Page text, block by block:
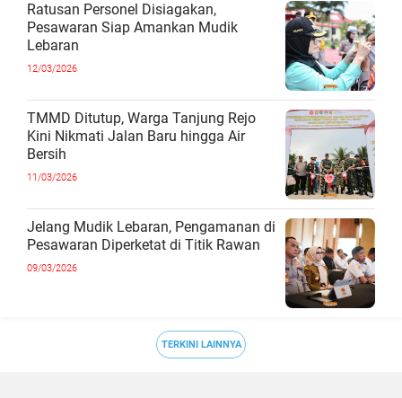
Ratusan Personel Disiagakan,
Pesawaran Siap Amankan Mudik
Lebaran
12/03/2026
TMMD Ditutup, Warga Tanjung Rejo
Kini Nikmati Jalan Baru hingga Air
Bersih
11/03/2026
Jelang Mudik Lebaran, Pengamanan di
Pesawaran Diperketat di Titik Rawan
09/03/2026
TERKINI LAINNYA